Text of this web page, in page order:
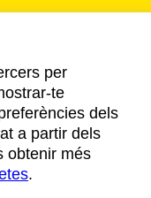
per
te
dels
a partir dels
obtenir més
.